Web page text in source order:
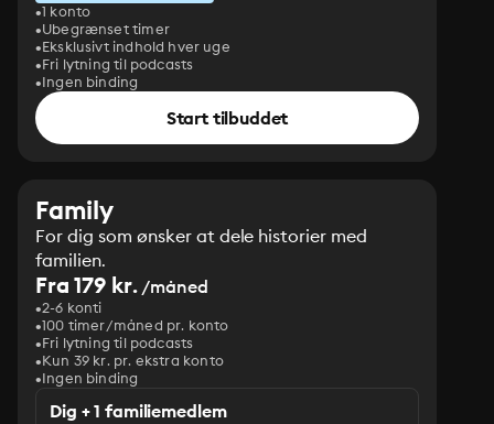
1 konto
Ubegrænset timer
Eksklusivt indhold hver uge
Fri lytning til podcasts
Ingen binding
Start tilbuddet
Family
For dig som ønsker at dele historier med
familien.
Fra 179 kr./måned
2-6 konti
100 timer/måned pr. konto
Fri lytning til podcasts
Kun 39 kr. pr. ekstra konto
Ingen binding
Dig + 1 familiemedlem